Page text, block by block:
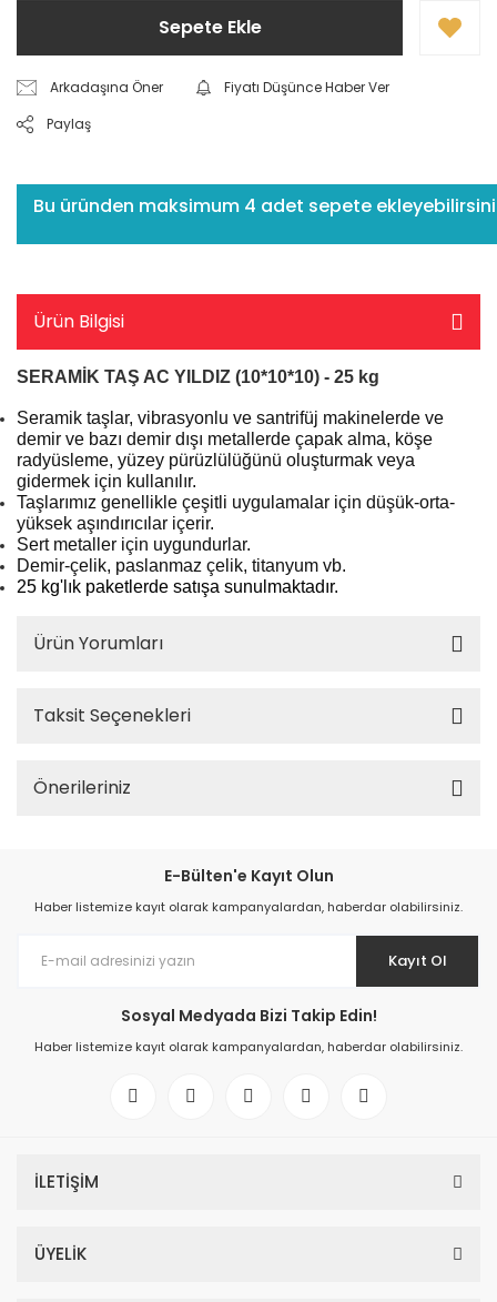
Sepete Ekle
Arkadaşına Öner
Fiyatı Düşünce Haber Ver
Paylaş
Bu üründen maksimum 4 adet sepete
Ürün Bilgisi
SERAMİK TAŞ AC YILDIZ (10*10*10) - 25 kg
Seramik taşlar, vibrasyonlu ve santrifüj makinelerde ve
demir ve bazı demir dışı metallerde çapak alma, köşe
radyüsleme, yüzey pürüzlülüğünü oluşturmak veya
gidermek için kullanılır.
Taşlarımız genellikle çeşitli uygulamalar için düşük-orta-
yüksek aşındırıcılar içerir.
Sert metaller için uygundurlar.
Demir-çelik, paslanmaz çelik, titanyum vb.
25 kg'lık paketlerde satışa sunulmaktadır.
Ürün Yorumları
Taksit Seçenekleri
Önerileriniz
E-Bülten'e Kayıt Olun
Haber listemize kayıt olarak kampanyalardan, haberdar olabilirsiniz.
Kayıt Ol
Sosyal Medyada Bizi Takip Edin!
Haber listemize kayıt olarak kampanyalardan, haberdar olabilirsiniz.
İLETİŞİM
ÜYELİK